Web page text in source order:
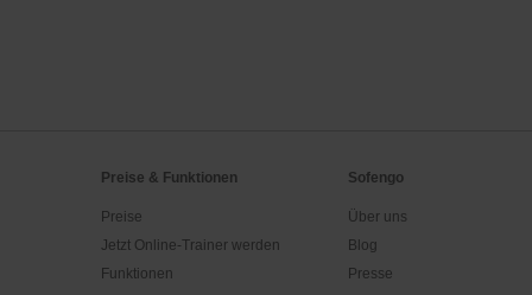
Preise & Funktionen
Preise
Jetzt Online-Trainer werden
Funktionen
Sofengo
Über uns
Blog
Presse